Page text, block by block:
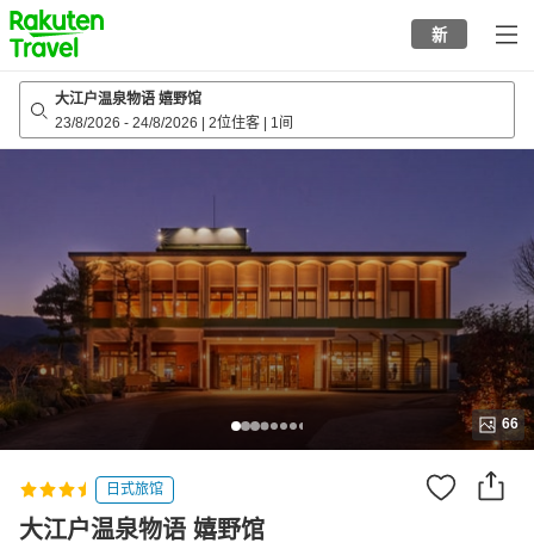
to
top
page
新
大江户温泉物语 嬉野馆
23/8/2026 - 24/8/2026 2位住客 1间
66
日式旅馆
大江户温泉物语 嬉野馆